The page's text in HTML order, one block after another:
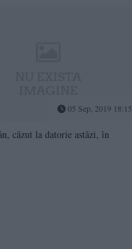
05 Sep, 2019 18:15
căzut la datorie astăzi, în